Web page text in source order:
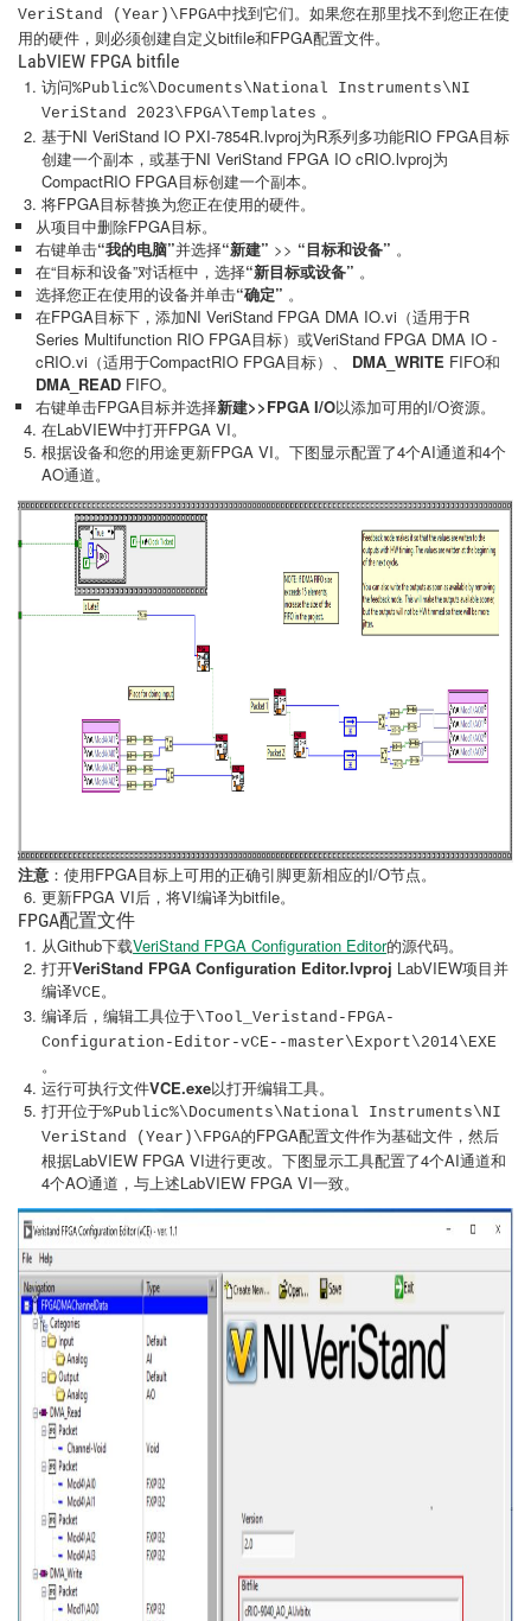
VeriStand (Year)\FPGA中找到它们。如果您在那里找不到您正在使
用的硬件，则必须创建自定义bitfile和FPGA配置文件。
LabVIEW FPGA bitfile
访问%Public%\Documents\National Instruments\NI
VeriStand 2023\FPGA\Templates 。
基于NI VeriStand IO PXI-7854R.lvproj为R系列多功能RIO FPGA目标
创建一个副本，或基于NI VeriStand FPGA IO cRIO.lvproj为
CompactRIO FPGA目标创建一个副本。
将FPGA目标替换为您正在使用的硬件。
从项目中删除FPGA目标。
右键单击“我的电脑”并选择“新建” >> “目标和设备” 。
在“目标和设备”对话框中，选择“新目标或设备” 。
选择您正在使用的设备并单击“确定” 。
在FPGA目标下，添加NI VeriStand FPGA DMA IO.vi（适用于R
Series Multifunction RIO FPGA目标）或VeriStand FPGA DMA IO -
cRIO.vi（适用于CompactRIO FPGA目标）、 DMA_WRITE FIFO和
DMA_READ FIFO。
右键单击FPGA目标并选择新建>>FPGA I/O以添加可用的I/O资源。
在LabVIEW中打开FPGA VI。
根据设备和您的用途更新FPGA VI。下图显示配置了4个AI通道和4个
AO通道。
注意 ：使用FPGA目标上可用的正确引脚更新相应的I/O节点。
更新FPGA VI后，将VI编译为bitfile。
FPGA配置文件
从Github下载VeriStand FPGA Configuration Editor的源代码。
打开VeriStand FPGA Configuration Editor.lvproj LabVIEW项目并
编译VCE。
编译后，编辑工具位于\Tool_Veristand-FPGA-
Configuration-Editor-vCE--master\Export\2014\EXE
。
运行可执行文件VCE.exe以打开编辑工具。
打开位于%Public%\Documents\National Instruments\NI
VeriStand (Year)\FPGA的FPGA配置文件作为基础文件，然后
根据LabVIEW FPGA VI进行更改。下图显示工具配置了4个AI通道和
4个AO通道，与上述LabVIEW FPGA VI一致。